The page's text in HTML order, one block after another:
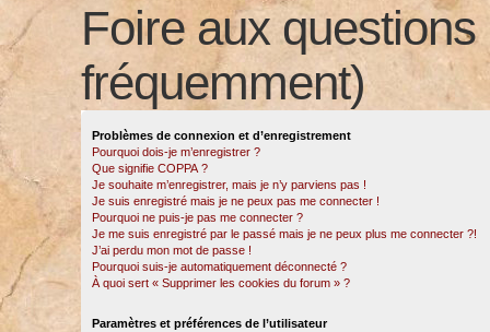
Foire aux
fréquemment)
Problèmes de connexion et d’enregistrement
Pourquoi dois-je m’enregistrer ?
Que signifie COPPA ?
Je souhaite m’enregistrer, mais je n’y parviens pas !
Je suis enregistré mais je ne peux pas me connecter !
Pourquoi ne puis-je pas me connecter ?
Je me suis enregistré par le passé mais je ne peux plus me connecter ?!
J’ai perdu mon mot de passe !
Pourquoi suis-je automatiquement déconnecté ?
À quoi sert « Supprimer les cookies du forum » ?
Paramètres et préférences de l’utilisateur